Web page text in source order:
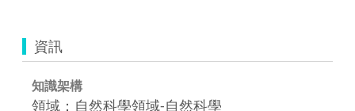
資訊
知識架構
領域：自然科學領域-自然科學